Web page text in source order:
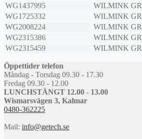
WG1437995
WILMINK
WG1725332
WILMINK
WG2008224
WILMINK
WG2315386
WILMINK
WG2315459
WILMINK
Öppettider telefon
Måndag - Torsdag 09.30 - 17.30
Fredag 09.30 - 12.00
LUNCHSTÄNGT 12.00 - 13.00
Wismarsvägen 3, Kalmar
0480-362225
Mail: info@getech.se